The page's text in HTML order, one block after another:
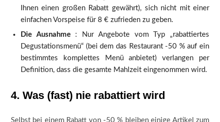
Ihnen einen großen Rabatt gewährt), sich nicht mit einer
einfachen Vorspeise für 8 € zufrieden zu geben.
Die Ausnahme: Nur Angebote vom Typ „rabattiertes
Degustationsmenü“ (bei dem das Restaurant -50 % auf ein
bestimmtes komplettes Menü anbietet) verlangen per
Definition, dass die gesamte Mahlzeit eingenommen wird.
4. Was (fast) nie rabattiert wird
Selbst bei einem Rabatt von -50 % bleiben einige Artikel zum